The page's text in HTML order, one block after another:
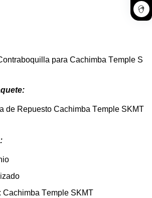
para Cachimba Temple S
de Repuesto Cachimba Temple SKMT
:
: Cachimba Temple SKMT